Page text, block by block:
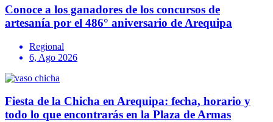
Conoce a los ganadores de los concursos de
artesanía por el 486° aniversario de Arequipa
Regional
6, Ago 2026
Fiesta de la Chicha en Arequipa: fecha, horario y
todo lo que encontrarás en la Plaza de Armas